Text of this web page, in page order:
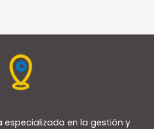
especializada en la gestión y